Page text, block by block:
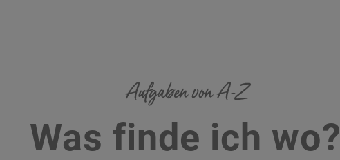
Aufgaben von A-Z
Was finde ich